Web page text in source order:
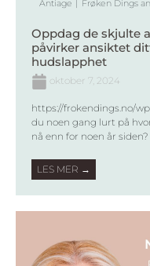
Antiage Frøken Dings
Oppdag de skjulte
påvirker ansiktet
hudslapphet
oktober 7, 2024
https://frokendings.no/
du noen gang lurt på
nå enn for noen år
LES MER →